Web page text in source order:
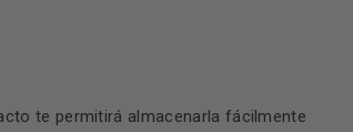
te permitirá almacenarla fácilmente